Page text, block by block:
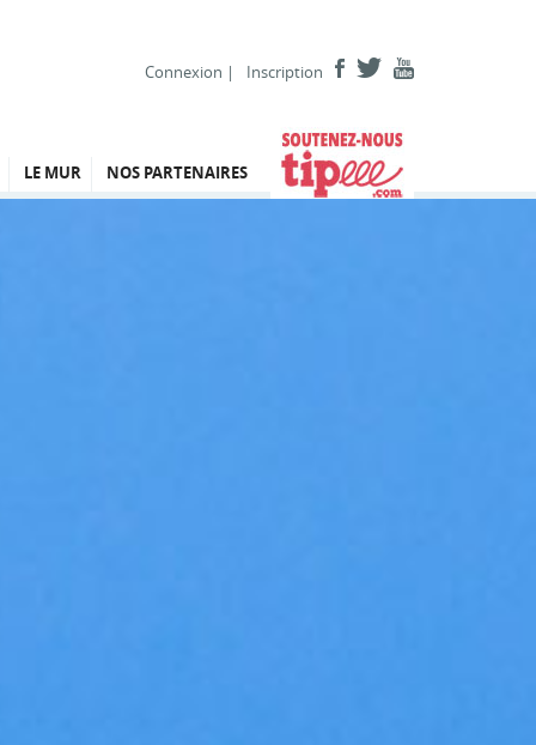
Connexion | Inscription
LE MUR NOS PARTENAIRES